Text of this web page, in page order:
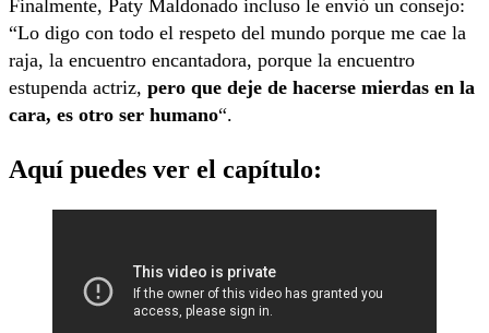
Finalmente, Paty Maldonado incluso le envió un consejo:
“Lo digo con todo el respeto del mundo porque me cae la
raja, la encuentro encantadora, porque la encuentro
estupenda actriz, pero que deje de hacerse mierdas en la
cara, es otro ser humano“.
Aquí puedes ver el capítulo: